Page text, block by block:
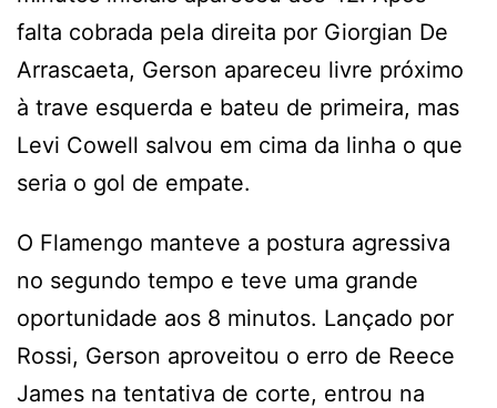
falta cobrada pela direita por Giorgian De
Arrascaeta, Gerson apareceu livre próximo
à trave esquerda e bateu de primeira, mas
Levi Cowell salvou em cima da linha o que
seria o gol de empate.
O Flamengo manteve a postura agressiva
no segundo tempo e teve uma grande
oportunidade aos 8 minutos. Lançado por
Rossi, Gerson aproveitou o erro de Reece
James na tentativa de corte, entrou na